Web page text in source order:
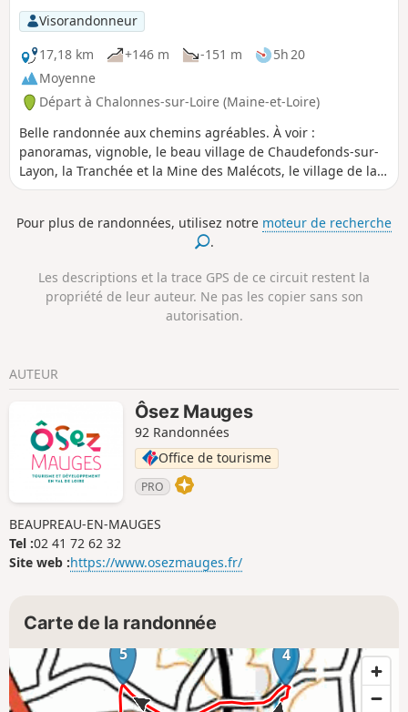
Visorandonneur
17,18 km
+146 m -151 m
5h 20
Moyenne
Départ à Chalonnes-sur-Loire (Maine-et-Loire)
Belle randonnée aux chemins agréables. À voir :
panoramas, vignoble, le beau village de Chaudefonds-sur-
Layon, la Tranchée et la Mine des Malécots, le village de la
Haie longue, la Chapelle Sainte-Barbe-des-Mines… Une
si le Layon sort de son lit).
Pour plus de randonnées, utilisez notre moteur de recherche
.
Les descriptions et la trace GPS de ce circuit restent la
propriété de leur auteur. Ne pas les copier sans son
autorisation.
AUTEUR
Ôsez Mauges
92 Randonnées
Office de tourisme
PRO
BEAUPREAU-EN-MAUGES
Tel :02 41 72 62 32
Site web :https://www.osezmauges.fr/
Carte de la randonnée
4
5